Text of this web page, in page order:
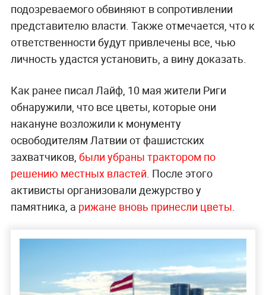
подозреваемого обвиняют в сопротивлении
представителю власти. Также отмечается, что к
ответственности будут привлечены все, чью
личность удастся установить, а вину доказать.
Как ранее писал Лайф, 10 мая жители Риги
обнаружили, что все цветы, которые они
накануне возложили к монументу
освободителям Латвии от фашистских
захватчиков, были убраны трактором по
решению местных властей. После этого
активисты организовали дежурство у
памятника, а рижане вновь принесли цветы.